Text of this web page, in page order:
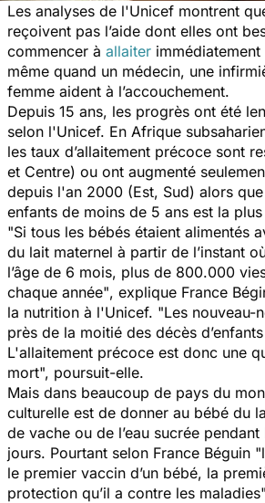
Les analyses de l'Unicef montrent
reçoivent pas l’aide dont elles ont
commencer à allaiter
même quand un médecin, une
femme aident à l’accouchement.
Depuis 15 ans, les progrès ont été
selon l'Unicef. En Afrique
les taux d’allaitement précoce sont
et Centre) ou ont augmenté
depuis l'an 2000 (Est, Sud) alors
enfants de moins de 5 ans est la
"Si tous les bébés étaient alimentés
du lait maternel à partir de l’instant
l’âge de 6 mois, plus de 800.000
chaque année", explique France
la nutrition à l'Unicef. "Les nouveau-
près de la moitié des décès
L'allaitement précoce est donc une
mort", poursuit-elle.
Mais dans beaucoup de pays du
culturelle est de donner au bébé du
de vache ou de l’eau sucrée
jours. Pourtant selon France Béguin "l
le premier vaccin d’un bébé, la
protection qu’il a contre les maladies"